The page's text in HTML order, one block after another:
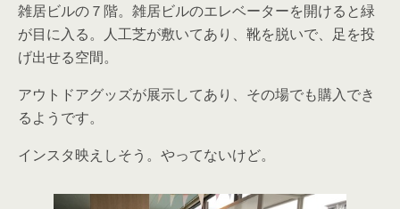
雑居ビルの７階。雑居ビルのエレベーターを開けると緑
が目に入る。人工芝が敷いてあり、靴を脱いで、足を投
げ出せる空間。
アウトドアグッズが展示してあり、その場でも購入でき
るようです。
インスタ映えしそう。やってないけど。